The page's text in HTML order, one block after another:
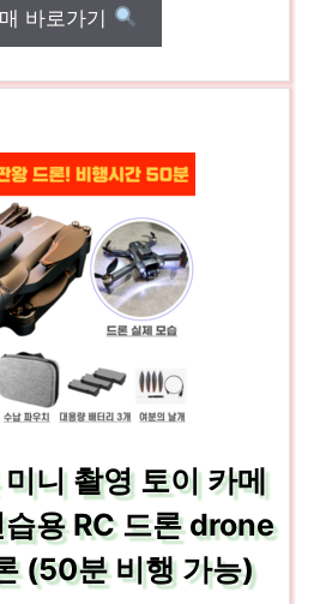
바로가기
니 촬영 토이 카메
용 RC 드론 drone
(50분 비행 가능)